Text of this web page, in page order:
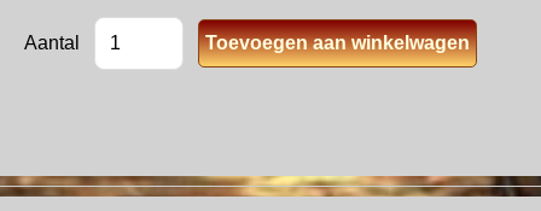
Aantal